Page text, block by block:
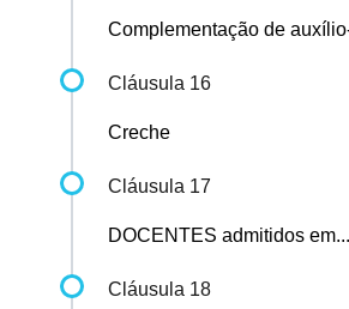
Complementação de
Cláusula 16
Creche
Cláusula 17
DOCENTES admitidos em...
Cláusula 18